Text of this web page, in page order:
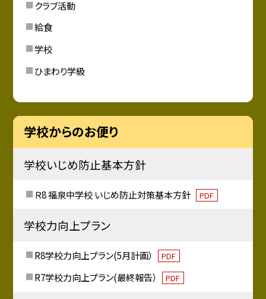
クラブ活動
給食
学校
ひまわり学級
学校からのお便り
学校いじめ防止基本方針
Ｒ8 福泉中学校 いじめ防止対策基本方針 PDF
学校力向上プラン
R8学校力向上プラン(5月計画） PDF
R7学校力向上プラン(最終報告） PDF